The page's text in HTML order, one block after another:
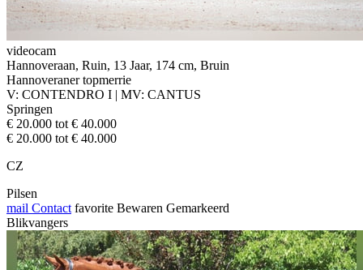
videocam
Hannoveraan, Ruin, 13 Jaar, 174 cm, Bruin
Hannoveraner topmerrie
V: CONTENDRO I | MV: CANTUS
Springen
€ 20.000 tot € 40.000
€ 20.000 tot € 40.000
CZ
Pilsen
mail Contact favorite Bewaren Gemarkeerd
Blikvangers